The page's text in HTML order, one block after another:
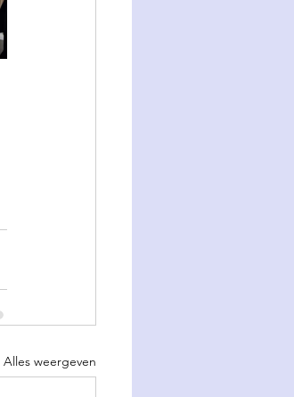
Alles weergeven